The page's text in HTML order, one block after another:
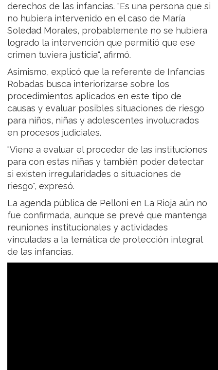
derechos de las infancias. "Es una persona que si
no hubiera intervenido en el caso de María
Soledad Morales, probablemente no se hubiera
logrado la intervención que permitió que ese
crimen tuviera justicia", afirmó.
Asimismo, explicó que la referente de Infancias
Robadas busca interiorizarse sobre los
procedimientos aplicados en este tipo de
causas y evaluar posibles situaciones de riesgo
para niños, niñas y adolescentes involucrados
en procesos judiciales.
"Viene a evaluar el proceder de las instituciones
para con estas niñas y también poder detectar
si existen irregularidades o situaciones de
riesgo", expresó.
La agenda pública de Pelloni en La Rioja aún no
fue confirmada, aunque se prevé que mantenga
reuniones institucionales y actividades
vinculadas a la temática de protección integral
de las infancias.